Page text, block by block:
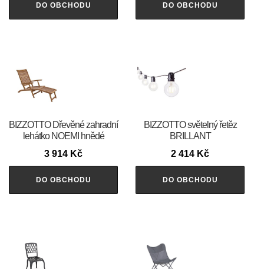
DO OBCHODU DO OBCHODU
BIZZOTTO Dřevěné zahradní
lehátko NOEMI hnědé
3 914 Kč
DO OBCHODU
BIZZOTTO světelný řetěz
BRILLANT
2 414 Kč
DO OBCHODU